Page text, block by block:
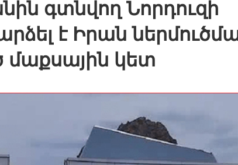
գտնվող Նորդուզի
է Իրան
կետ